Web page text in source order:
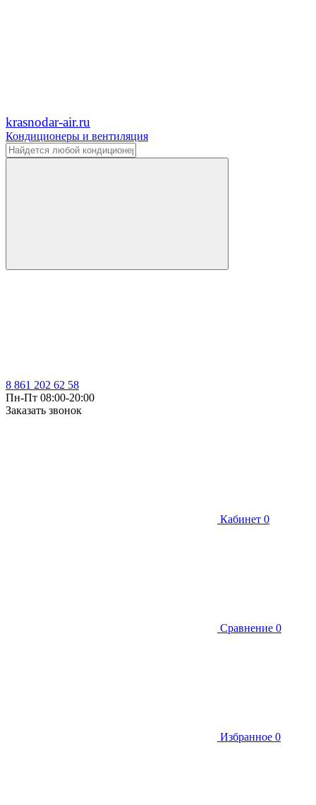
krasnodar-air.ru
Кондиционеры и вентиляция
8 861 202 62 58
Пн-Пт 08:00-20:00
Заказать звонок
Кабинет 0
Сравнение 0
Избранное 0